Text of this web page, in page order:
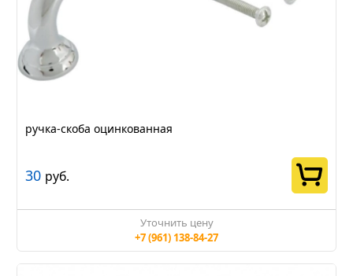
ручка-скоба оцинкованная
30 руб.
Уточнить цену
+7 (961) 138-84-27